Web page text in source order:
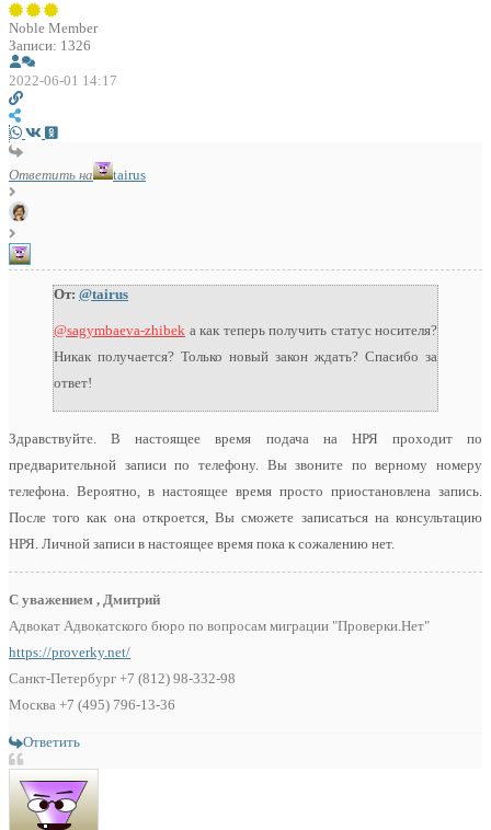
Noble Member
Записи: 1326
2022-06-01 14:17
Ответить на tairus
От: @tairus
@sagymbaeva-zhibek а как теперь получить статус носителя?
Никак получается? Только новый закон ждать? Спасибо за
ответ!
Здравствуйте. В настоящее время подача на НРЯ проходит по
предварительной записи по телефону. Вы звоните по верному номеру
телефона. Вероятно, в настоящее время просто приостановлена запись.
После того как она откроется, Вы сможете записаться на консультацию
НРЯ. Личной записи в настоящее время пока к сожалению нет.
С уважением , Дмитрий
Адвокат Адвокатского бюро по вопросам миграции "Проверки.Нет"
https://proverky.net/
Санкт-Петербург +7 (812) 98-332-98
Москва +7 (495) 796-13-36
Ответить